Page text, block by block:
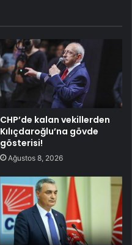
CHP’de kalan vekillerden
Kılıçdaroğlu’na gövde
gösterisi!
Ağustos 8, 2026